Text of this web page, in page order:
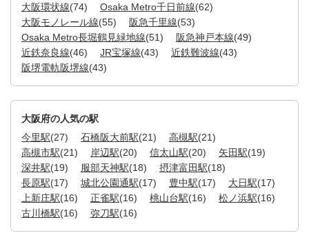
大阪環状線(74) Osaka Metro千日前線(62)
大阪モノレール線(55) 阪急千里線(53)
Osaka Metro長堀鶴見緑地線(51) 阪急神戸本線(49)
近鉄奈良線(46) JR宝塚線(43) 近鉄難波線(43)
阪堺電軌阪堺線(43)
大阪府の人気の駅
今里駅(27) 石橋阪大前駅(21) 高槻駅(21)
高槻市駅(21) 岸辺駅(20) 信太山駅(20) 矢田駅(19)
深井駅(19) 服部天神駅(18) 摂津富田駅(18)
長原駅(17) 城北公園通駅(17) 豊中駅(17) 大日駅(17)
上新庄駅(16) 正雀駅(16) 桃山台駅(16) 松ノ浜駅(16)
古川橋駅(16) 弥刀駅(16)